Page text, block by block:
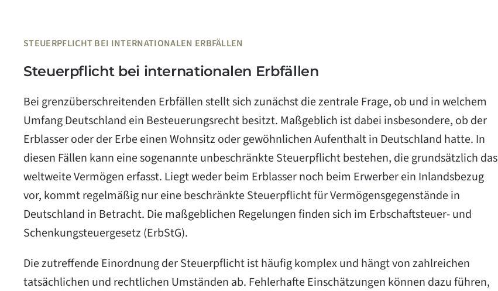
STEUERPFLICHT BEI INTERNATIONALEN ERBFÄLLEN
Steuerpflicht bei internationalen Erbfällen
Bei grenzüberschreitenden Erbfällen stellt sich zunächst die zentrale Frage, ob und in welchem
Umfang Deutschland ein Besteuerungsrecht besitzt. Maßgeblich ist dabei insbesondere, ob der
Erblasser oder der Erbe einen Wohnsitz oder gewöhnlichen Aufenthalt in Deutschland hatte. In
diesen Fällen kann eine sogenannte unbeschränkte Steuerpflicht bestehen, die grundsätzlich das
weltweite Vermögen erfasst. Liegt weder beim Erblasser noch beim Erwerber ein Inlandsbezug
vor, kommt regelmäßig nur eine beschränkte Steuerpflicht für Vermögensgegenstände in
Deutschland in Betracht. Die maßgeblichen Regelungen finden sich im Erbschaftsteuer- und
Schenkungsteuergesetz (ErbStG).
Die zutreffende Einordnung der Steuerpflicht ist häufig komplex und hängt von zahlreichen
tatsächlichen und rechtlichen Umständen ab. Fehlerhafte Einschätzungen können dazu führen,